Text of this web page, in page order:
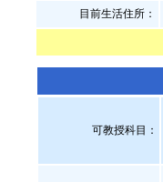
目前生活住所：
可教授科目：